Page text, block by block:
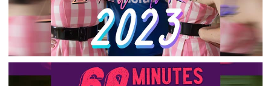
LA ROUTE DU ROCK 2023 (AVEC DES GUESTS DE